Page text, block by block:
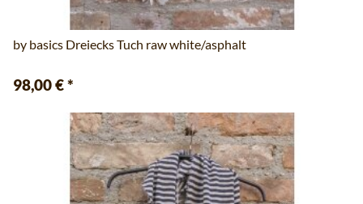
by basics Dreiecks Tuch raw white/asphalt
98,00 €*